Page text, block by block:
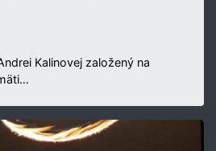
Kalinovej založený na